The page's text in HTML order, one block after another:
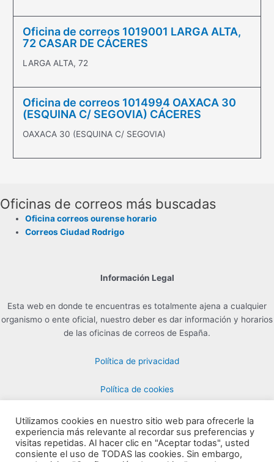
Oficina de correos 1019001 LARGA ALTA,
72 CASAR DE CÁCERES
LARGA ALTA, 72
Oficina de correos 1014994 OAXACA 30
(ESQUINA C/ SEGOVIA) CÁCERES
OAXACA 30 (ESQUINA C/ SEGOVIA)
Oficinas de correos más buscadas
Oficina correos ourense horario
Correos Ciudad Rodrigo
Información Legal
Esta web en donde te encuentras es totalmente ajena a cualquier
organismo o ente oficial, nuestro deber es dar información y horarios
de las oficinas de correos de España.
Política de privacidad
Política de cookies
Contacto para Publicidad en info@horarioscorreos.com
Copyright © 2026 Horarios de las Oficinas de Correos | Creada por
Utilizamos cookies en nuestro sitio web para ofrecerle la
experiencia más relevante al recordar sus preferencias y
visitas repetidas. Al hacer clic en "Aceptar todas", usted
consiente el uso de TODAS las cookies. Sin embargo,